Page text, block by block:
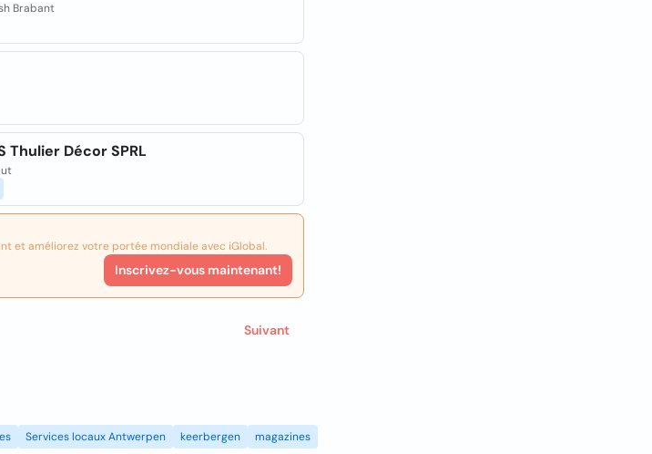
Brabant
Thulier Décor SPRL
et améliorez votre portée mondiale avec iGlobal.
Inscrivez-vous maintenant!
Suivant
Services locaux Antwerpen keerbergen magazines